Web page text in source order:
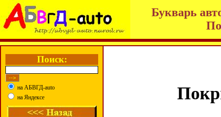
Букварь
Поиск:
на АБВГД-auto
на Яндексе